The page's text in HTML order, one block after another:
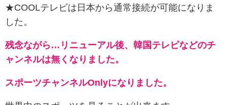
★COOLテレビは日本から通常接続が可能になりま
した。
残念ながら…リニューアル後、韓国テレビなどのチ
ャンネルは無くなりました。
スポーツチャンネルOnlyになりました。